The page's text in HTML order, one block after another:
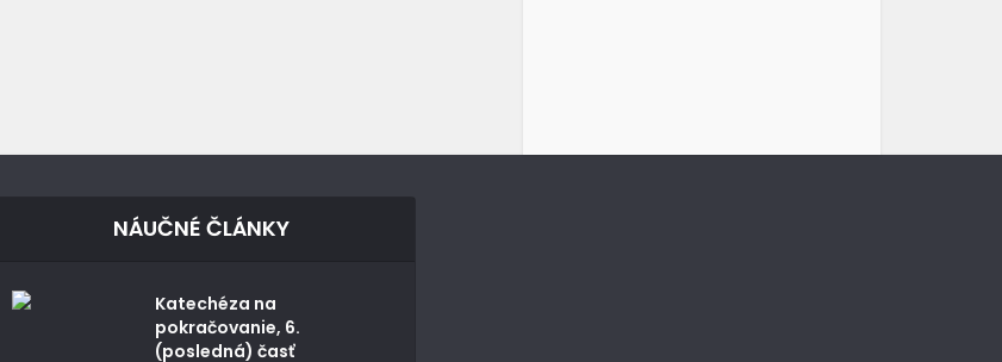
NÁUČNÉ ČLÁNKY
Katechéza na
pokračovanie, 6.
(posledná) časť